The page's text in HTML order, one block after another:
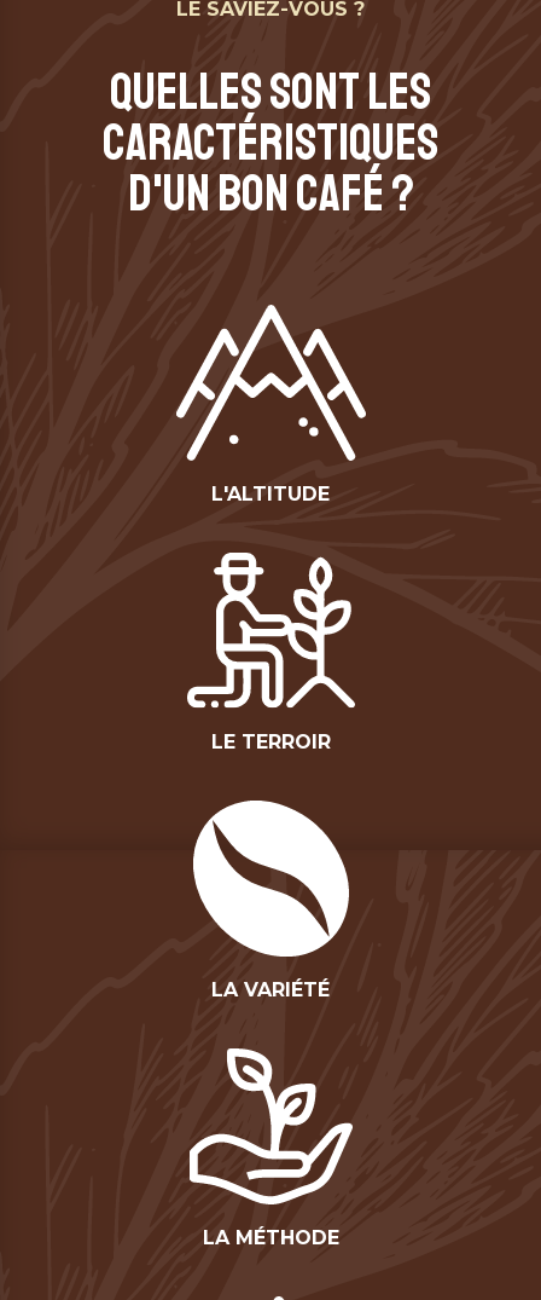
LE SAVIEZ-VOUS ?
QUELLES SONT LES
CARACTÉRISTIQUES
D'UN BON CAFÉ ?
L'ALTITUDE
LE TERROIR
LA VARIÉTÉ
LA MÉTHODE